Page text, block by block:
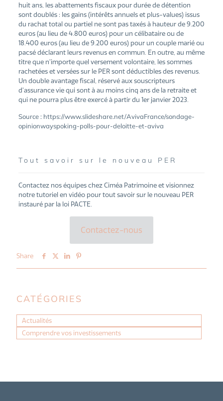
huit ans, les abattements fiscaux pour durée de détention
sont doublés : les gains (intérêts annuels et plus-values) issus
du rachat total ou partiel ne sont pas taxés à hauteur de 9.200
euros (au lieu de 4.800 euros) pour un célibataire ou de
18.400 euros (au lieu de 9.200 euros) pour un couple marié ou
pacsé déclarant leurs revenus en commun. En outre, au même
titre que n’importe quel versement volontaire, les sommes
rachetées et versées sur le PER sont déductibles des revenus.
Un double avantage fiscal, réservé aux souscripteurs
d’assurance vie qui sont à au moins cinq ans de la retraite et
qui ne pourra plus être exercé à partir du 1er janvier 2023.
Source : https://www.slideshare.net/AvivaFrance/sondage-
opinionwayspoking-polls-pour-deloitte-et-aviva
Tout savoir sur le nouveau PER
Contactez nos équipes chez Ciméa Patrimoine et visionnez
notre tutoriel en vidéo pour tout savoir sur le nouveau PER
instauré par la loi PACTE.
Contactez-nous
Share
CATÉGORIES
Actualités
Comprendre vos investissements